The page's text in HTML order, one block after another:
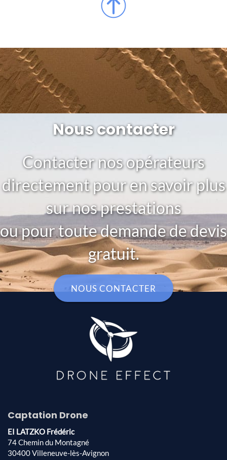
Nous contacter
Contacter nos opérateurs
directement pour en savoir plus
sur nos prestations
ou pour toute demande de devis
gratuit.
NOUS CONTACTER
Captation Drone
EI LATZKO Frédéric
74 Chemin du Montagné
30400 Villeneuve-lès-Avignon